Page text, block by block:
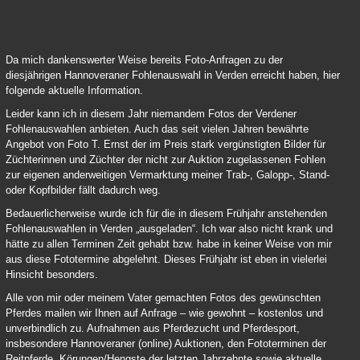
Verden Online Fohlenauktion 2021 03
Da mich dankenswerter Weise bereits Foto-Anfragen zu der
diesjährigen Hannoveraner Fohlenauswahl in Verden erreicht haben, hier
folgende aktuelle Information.
Leider kann ich in diesem Jahr niemandem Fotos der Verdener
Fohlenauswahlen anbieten. Auch das seit vielen Jahren bewährte
Angebot von Foto T. Ernst der im Preis stark vergünstigten Bilder für
Züchterinnen und Züchter der nicht zur Auktion zugelassenen Fohlen
zur eigenen anderweitigen Vermarktung meiner Trab-, Galopp-, Stand-
oder Kopfbilder fällt dadurch weg.
Bedauerlicherweise wurde ich für die in diesem Frühjahr anstehenden
Fohlenauswahlen in Verden „ausgeladen“. Ich war also nicht krank und
hätte zu allen Terminen Zeit gehabt bzw. habe in keiner Weise von mir
aus diese Fototermine abgelehnt. Dieses Frühjahr ist eben in vielerlei
Hinsicht besonders.
Alle von mir oder meinem Vater gemachten Fotos des gewünschten
Pferdes mailen wir Ihnen auf Anfrage – wie gewohnt – kostenlos und
unverbindlich zu. Aufnahmen aus Pferdezucht und Pferdesport,
insbesondere Hannoveraner (online) Auktionen, den Fototerminen der